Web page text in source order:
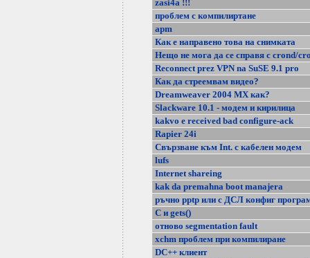
zasi4a !!!
проблем с компилиртане
apm
Как е направено това на снимката
Нещо не мога да се справя с crond/
Reconnect prez VPN na SuSE 9.1 pro
Как да стреемвам видео?
Dreamweaver 2004 MX как?
Slackware 10.1 - модем и кирилица
kakvo e received bad configure-ack
Rapier 24i
Свързване към Int. с кабелен модем
lufs
Internet shareing
kak da premahna boot manajera
ръчно pptp или с ДСЛ конфиг
C и gets()
отново segmentation fault
xchm проблем при компилиране
DC++ клиент